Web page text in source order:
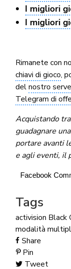
I migliori
I migliori
Rimanete con
chiavi di gioco,
delnostro
Telegram di
Acquistando
guadagnare
portare avanti
e agli eventi, il
Facebook
Tags
activision Black
modalità
Share
Pin
Tweet